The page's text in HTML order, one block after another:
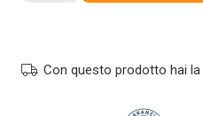
quantità
Con questo prodotto hai la